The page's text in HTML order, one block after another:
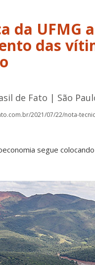
da UFMG
das
de Fato | São
2021/07/22/nota-
segue